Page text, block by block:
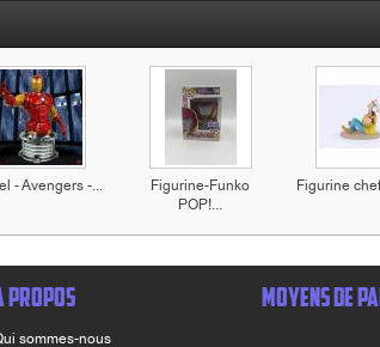
- Avengers -...
Figurine-Funko
POP!...
Figurine
PROPOS
sommes-nous
MOYENS DE